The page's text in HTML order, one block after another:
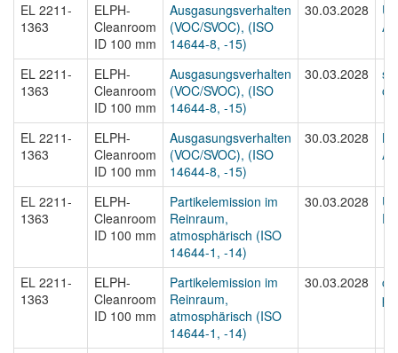
EL 2211-
1363
ELPH-
Cleanroom
ID 100 mm
Ausgasungsverhalten
(VOC/SVOC), (ISO
14644-8, -15)
30.03.2028
EL 2211-
1363
ELPH-
Cleanroom
ID 100 mm
Ausgasungsverhalten
(VOC/SVOC), (ISO
14644-8, -15)
30.03.2028
EL 2211-
1363
ELPH-
Cleanroom
ID 100 mm
Ausgasungsverhalten
(VOC/SVOC), (ISO
14644-8, -15)
30.03.2028
EL 2211-
1363
ELPH-
Cleanroom
ID 100 mm
Partikelemission im
Reinraum,
atmosphärisch (ISO
14644-1, -14)
30.03.2028
EL 2211-
1363
ELPH-
Cleanroom
ID 100 mm
Partikelemission im
Reinraum,
atmosphärisch (ISO
14644-1, -14)
30.03.2028